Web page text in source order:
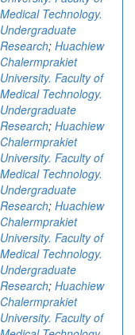
Medical Technology.
Undergraduate
Research; Huachiew
Chalermprakiet
University. Faculty of
Medical Technology.
Undergraduate
Research; Huachiew
Chalermprakiet
University. Faculty of
Medical Technology.
Undergraduate
Research; Huachiew
Chalermprakiet
University. Faculty of
Medical Technology.
Undergraduate
Research; Huachiew
Chalermprakiet
University. Faculty of